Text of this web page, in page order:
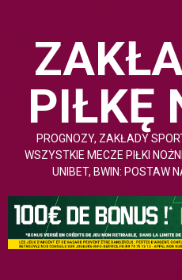
PIŁKĘ
PROGNOZY, ZAKŁADY
WSZYSTKIE MECZE PIŁKI
UNIBET, BWIN: POSTAW